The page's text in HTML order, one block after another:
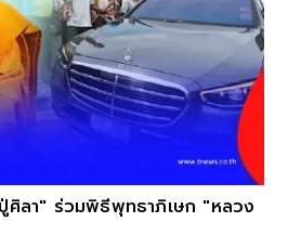
ศิลา" ร่วมพิธีพุทธาภิเษก "หลวง